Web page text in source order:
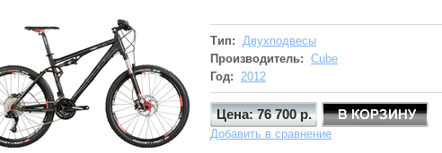
Тип: Двухподвесы
Производитель: Cube
Год: 2012
Цена: 76 700 р.
Добавить в сравнение